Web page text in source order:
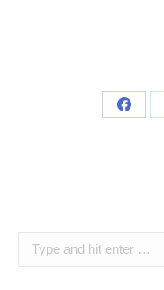
Share
Search: